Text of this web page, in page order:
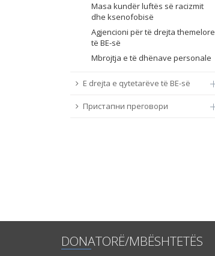
Masa kundër luftës së racizmit
dhe ksenofobisë
Agjencioni për të drejta themelore
të BE-së
Mbrojtja e të dhënave personale
E drejta e qytetarëve të BE-së
Пристапни преговори
DONATORË/MBËSHTETËS